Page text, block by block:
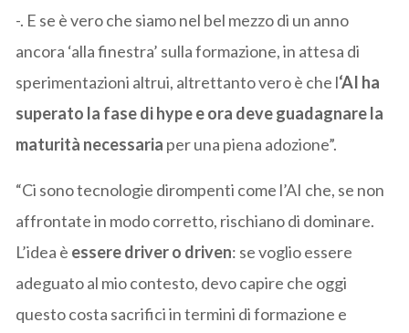
-. E se è vero che siamo nel bel mezzo di un anno
ancora ‘alla finestra’ sulla formazione, in attesa di
sperimentazioni altrui, altrettanto vero è che l‘AI ha
superato la fase di hype e ora deve guadagnare la
maturità necessaria per una piena adozione”.
“Ci sono tecnologie dirompenti come l’AI che, se non
affrontate in modo corretto, rischiano di dominare.
L’idea è essere driver o driven: se voglio essere
adeguato al mio contesto, devo capire che oggi
questo costa sacrifici in termini di formazione e